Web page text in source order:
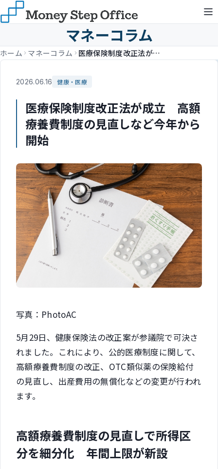
マネーコラム
ホーム マネーコラム 医療保険制度改正法が成立 高額療養費制度の見直しなど今年から開始
2026.06.16 健康・医療
医療保険制度改正法が成立 高額
療養費制度の見直しなど今年から
開始
写真：PhotoAC
5月29日、健康保険法の改正案が参議院で可決さ
れました。これにより、公的医療制度に関して、
高額療養費制度の改正、OTC類似薬の保険給付
の見直し、出産費用の無償化などの変更が行われ
ます。
高額療養費制度の見直しで所得区
分を細分化 年間上限が新設